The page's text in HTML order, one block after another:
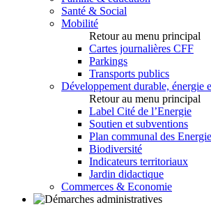
Santé & Social
Mobilité
Retour au menu principal
Cartes journalières CFF
Parkings
Transports publics
Développement durable, énergie
Retour au menu principal
Label Cité de l’Energie
Soutien et subventions
Plan communal des
Biodiversité
Indicateurs territoriaux
Jardin didactique
Commerces & Economie